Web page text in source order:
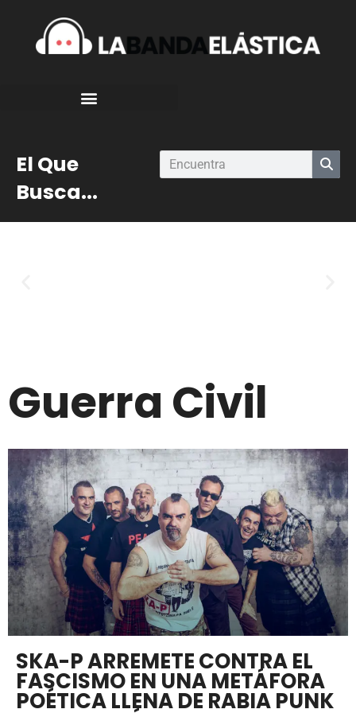
El Que
Busca...
Guerra Civil
SKA-P ARREMETE CONTRA EL
FASCISMO EN UNA METÁFORA
POÉTICA LLENA DE RABIA PUNK